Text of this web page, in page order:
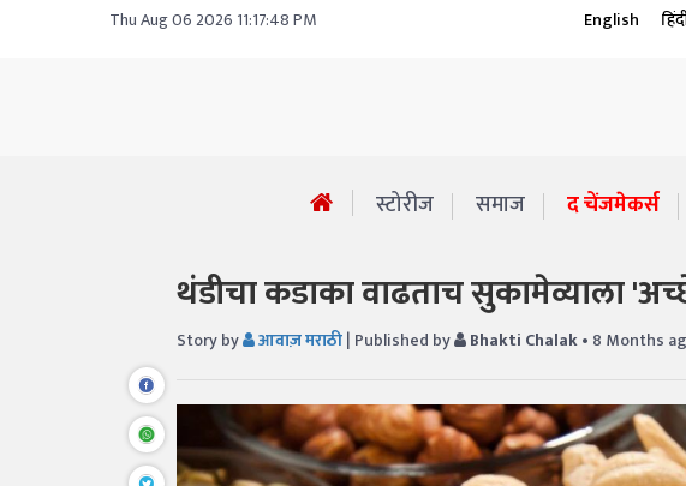
Thu Aug 06 2026 11:17:48 PM English
स्टोरीज समाज द चेंजमेकर्स
थंडीचा कडाका वाढताच सुकामेव्याला
Story by आवाज़ मराठी| Published by Bhakti Chalak• 8 Months